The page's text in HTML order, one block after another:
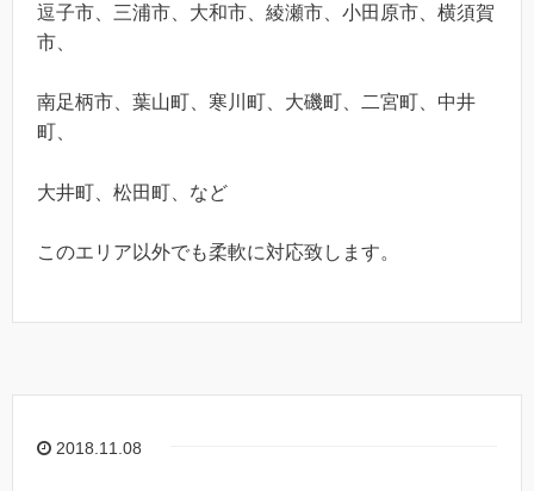
逗子市、三浦市、大和市、綾瀬市、小田原市、横須賀
市、
南足柄市、葉山町、寒川町、大磯町、二宮町、中井
町、
大井町、松田町、など
このエリア以外でも柔軟に対応致します。
2018.11.08